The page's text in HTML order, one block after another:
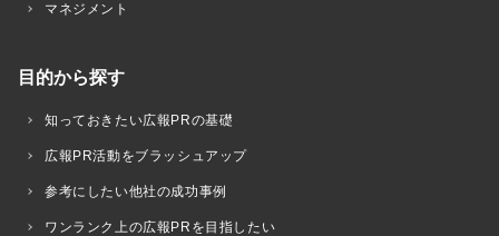
マネジメント
目的から探す
知っておきたい広報PRの基礎
広報PR活動をブラッシュアップ
参考にしたい他社の成功事例
ワンランク上の広報PRを目指したい